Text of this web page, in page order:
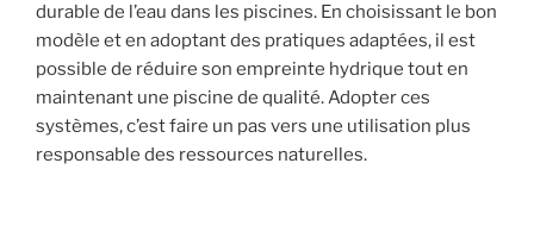
durable de l’eau dans les piscines. En choisissant le bon
modèle et en adoptant des pratiques adaptées, il est
possible de réduire son empreinte hydrique tout en
maintenant une piscine de qualité. Adopter ces
systèmes, c’est faire un pas vers une utilisation plus
responsable des ressources naturelles.